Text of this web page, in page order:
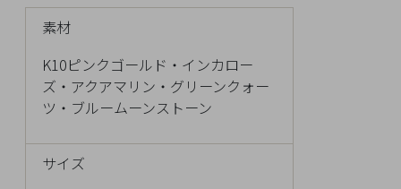
素材
K10ピンクゴールド・インカロー
ズ・アクアマリン・グリーンクォー
ツ・ブルームーンストーン
サイズ
Q&A
SHOP
LIST